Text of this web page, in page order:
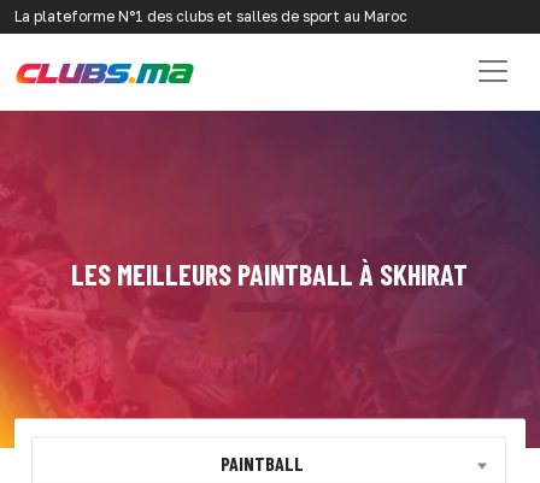
La plateforme N°1 des clubs et salles de sport au Maroc
LES MEILLEURS PAINTBALL À SKHIRAT
PAINTBALL